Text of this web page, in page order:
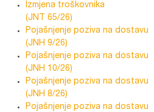
Izmjena troškovnika
(JNT 65/26)
Pojašnjenje poziva na dostavu
(JNH 9/26)
Pojašnjenje poziva na dostavu
(JNH 10/26)
Pojašnjenje poziva na dostavu
(JNH 8/26)
Pojašnjenje poziva na dostavu